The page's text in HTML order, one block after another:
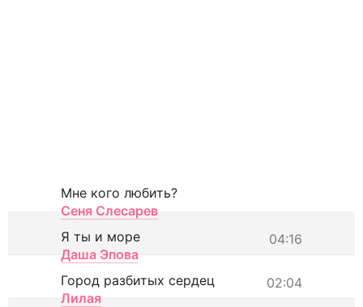
Мне кого любить?
Сеня Слесарев
04:16
Я ты и море
Даша Эпова
02:04
Город разбитых сердец
Лилая